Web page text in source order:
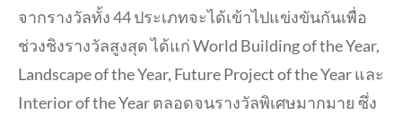
จากรางวัลทั้ง 44 ประเภทจะได้เข้าไปแข่งขันกันเพื่อ
ช่วงชิงรางวัลสูงสุด ได้แก่ World Building of the Year,
Landscape of the Year, Future Project of the Year และ
Interior of the Year ตลอดจนรางวัลพิเศษมากมาย ซึ่ง